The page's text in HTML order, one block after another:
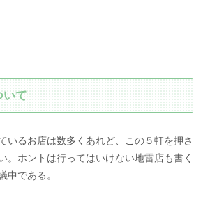
いて
いるお店は数多くあれど、この５軒を押さ
。ホントは行ってはいけない地雷店も書く
中である。